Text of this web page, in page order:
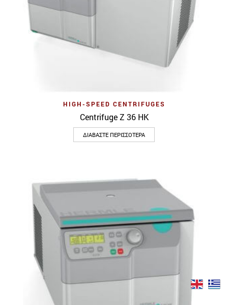
HIGH-SPEED CENTRIFUGES
Centrifuge Z 36 HK
ΔΙΑΒΆΣΤΕ ΠΕΡΙΣΣΌΤΕΡΑ